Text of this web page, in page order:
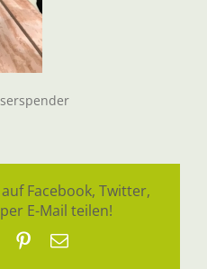
Facebook, Twitter,
E-Mail teilen!
Pinterest
E-